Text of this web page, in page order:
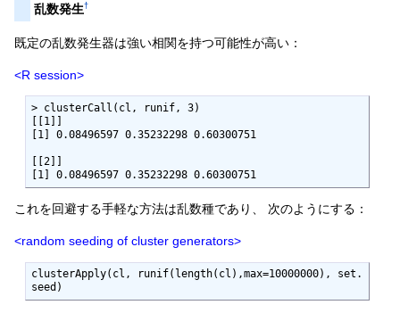
乱数発生†
既定の乱数発生器は強い相関を持つ可能性が高い：
<R session>
> clusterCall(cl, runif, 3)
[[1]]
[1] 0.08496597 0.35232298 0.60300751
[[2]]
[1] 0.08496597 0.35232298 0.60300751
これを回避する手軽な方法は乱数種であり、 次のようにする：
<random seeding of cluster generators>
clusterApply(cl, runif(length(cl),max=10000000), set.
seed)